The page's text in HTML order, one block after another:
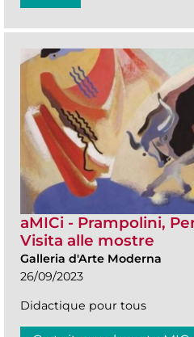
aMICi - Prampolini,
Visita alle mostre
Galleria d'Arte Moderna
26/09/2023
Didactique pour tous